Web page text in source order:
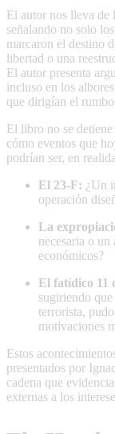
El autor nos lleva de
señalando no solo
marcaron el destino
libertad o una
El autor presenta
incluso en los
que dirigían el
El libro no se
cómo eventos que
podrían ser, en
El 23-F: ¿Un
operación
La
necesaria o
económicos?
El fatídico 11
sugiriendo
terrorista,
motivaciones
Estos
presentados por
cadena que
externas a los